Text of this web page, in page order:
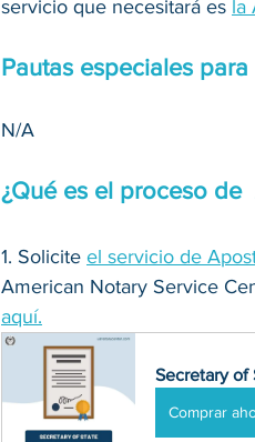
servicio que necesitará es la
Pautas especiales
N/A
¿Qué es el proceso de
1. Solicite el servicio de
American Notary Service
aquí.
Secretary
Comprar